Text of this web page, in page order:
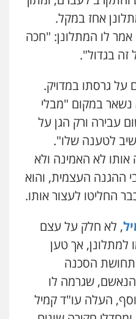
אחז במקל.
לו המתלונן: "חכה
בגדול".
גרסתו במדויק.
נשאר במקום "מבלי
עבירה ורק הגן על
לטענה שלו".
לא האמינה ולא
ההגנה העצמית, והוא
החליטו לעצור אותו.
, לא חלק על עצם
למתלונן, אך טען
הסכנה
שגרמה לו
העלה עו"ד קמיל